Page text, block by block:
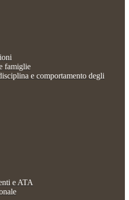
famiglie
e comportamento degli
e ATA